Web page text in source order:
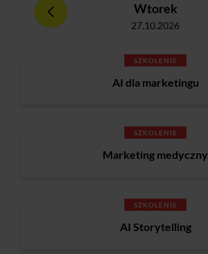
Wtorek
27.10.2026
SZKOLENIE
AI dla marketingu
SZKOLENIE
Marketing medyczny
SZKOLENIE
AI Storytelling